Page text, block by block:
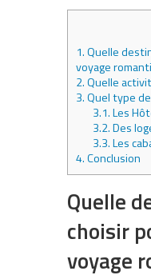
1.Quelle
voyage
2.Quelle
3.Quel type
3.1.Les
3.2.Des
3.3.Les
4.Conclusion
Quelle
choisir
voyage